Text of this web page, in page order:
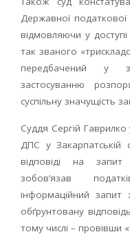
Державної податкової
відмовляючи у
так званого
передбачений у
застосуванню
суспільну значущість
Суддя Сергій Гаврилко
ДПС у Закарпатській
відповіді на
зобов’язав
інформаційний запит
обґрунтовану
тому числі – провівши